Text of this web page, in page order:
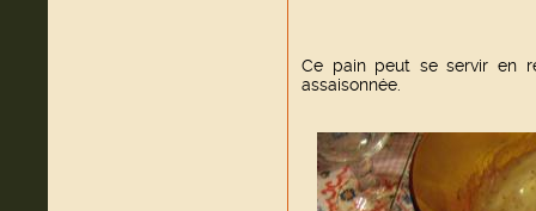
Ce pain peut se servir en
assaisonnée.